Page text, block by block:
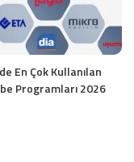
En Çok Kullanılan
Programları 2026